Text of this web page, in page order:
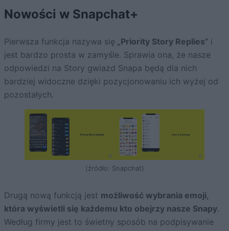
Nowości w Snapchat+
Pierwsza funkcja nazywa się „Priority Story Replies” i
jest bardzo prosta w zamyśle. Sprawia ona, że nasze
odpowiedzi na Story gwiazd Snapa będą dla nich
bardziej widoczne dzięki pozycjonowaniu ich wyżej od
pozostałych.
(źródło: Snapchat)
Drugą nową funkcją jest możliwość wybrania emoji,
która wyświetli się każdemu kto obejrzy nasze Snapy.
Według firmy jest to świetny sposób na podpisywanie